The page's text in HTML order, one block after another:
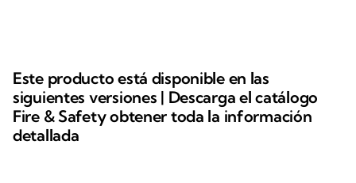
Este producto está disponible en las
siguientes versiones | Descarga el catálogo
Fire & Safety obtener toda la información
detallada